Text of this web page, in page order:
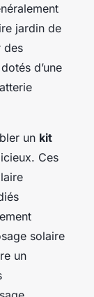
jardin de
des
d’une
un kit
Ces
solaire
un